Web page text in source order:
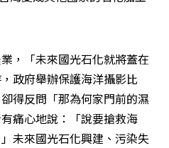
，「未來國光石化就將蓋在
政府舉辦保護海洋攝影比
得反問「那為何家門前的濕
痛心地說：「說要搶救海
未來國光石化興建、污染失